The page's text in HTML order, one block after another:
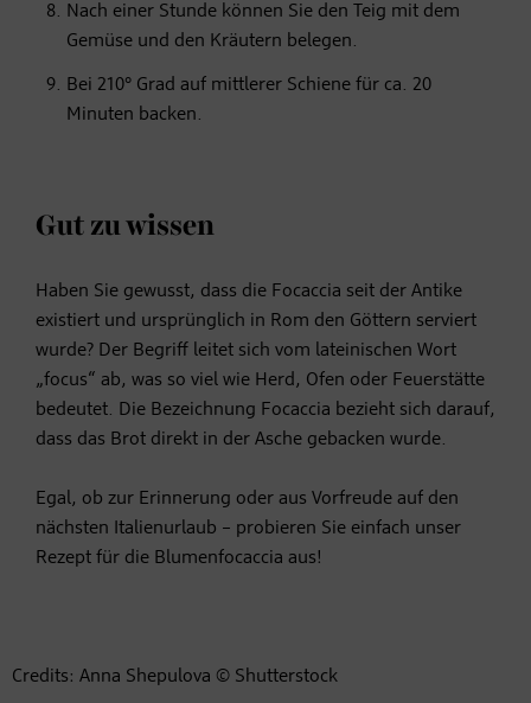
Nach einer Stunde können Sie den Teig mit dem
Gemüse und den Kräutern belegen.
Bei 210° Grad auf mittlerer Schiene für ca. 20
Minuten backen.
Gut zu wissen
Haben Sie gewusst, dass die Focaccia seit der Antike
existiert und ursprünglich in Rom den Göttern serviert
wurde? Der Begriff leitet sich vom lateinischen Wort
„focus“ ab, was so viel wie Herd, Ofen oder Feuerstätte
bedeutet. Die Bezeichnung Focaccia bezieht sich darauf,
dass das Brot direkt in der Asche gebacken wurde.
Egal, ob zur Erinnerung oder aus Vorfreude auf den
nächsten Italienurlaub – probieren Sie einfach unser
Rezept für die Blumenfocaccia aus!
Credits: Anna Shepulova © Shutterstock